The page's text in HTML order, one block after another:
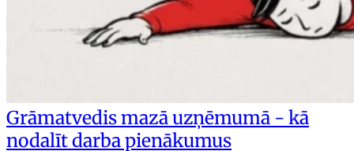
Grāmatvedis mazā uzņēmumā - kā
nodalīt darba pienākumus